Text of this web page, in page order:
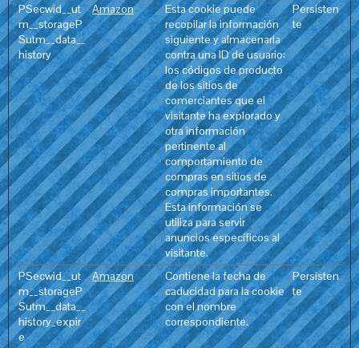
PSecwid__ut
m__storageP
Sutm__data__
history
Amazon
Esta cookie puede
recopilar la información
siguiente y almacenarla
contra una ID de usuario:
los códigos de producto
de los sitios de
comerciantes que el
visitante ha explorado y
otra información
pertinente al
comportamiento de
compras en sitios de
compras importantes.
Esta información se
utiliza para servir
anuncios específicos al
visitante.
Persisten
te
PSecwid__ut
m__storageP
Sutm__data__
history_expir
e
Amazon
Contiene la fecha de
caducidad para la cookie
con el nombre
correspondiente.
Persisten
te